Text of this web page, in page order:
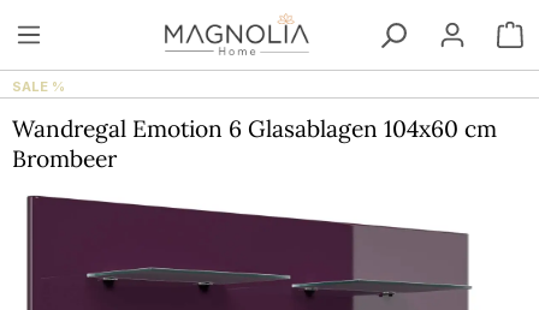
Zum Hauptinhalt springen
SALE %
Wandregal Emotion 6 Glasablagen 104x60 cm
Brombeer
Bildergalerie überspringen